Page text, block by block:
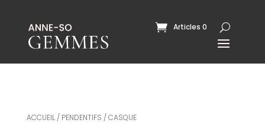
Articles 0
ACCUEIL/ PENDENTIFS / CASQUE